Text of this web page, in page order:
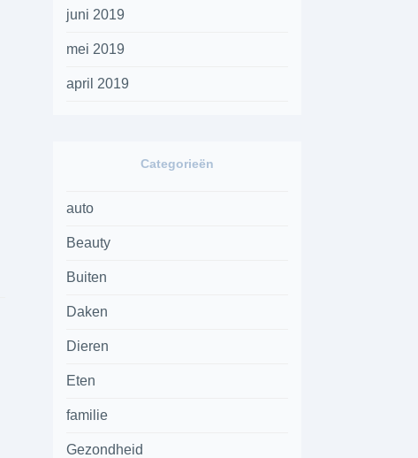
juni 2019
mei 2019
april 2019
Categorieën
auto
Beauty
Buiten
Daken
Dieren
Eten
familie
Gezondheid